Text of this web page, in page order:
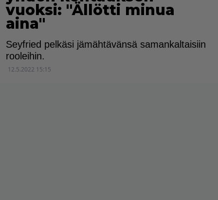
vuoksi: "Ällötti minua
aina"
Seyfried pelkäsi jämähtävänsä samankaltaisiin
rooleihin.
12.5.2022 15:15